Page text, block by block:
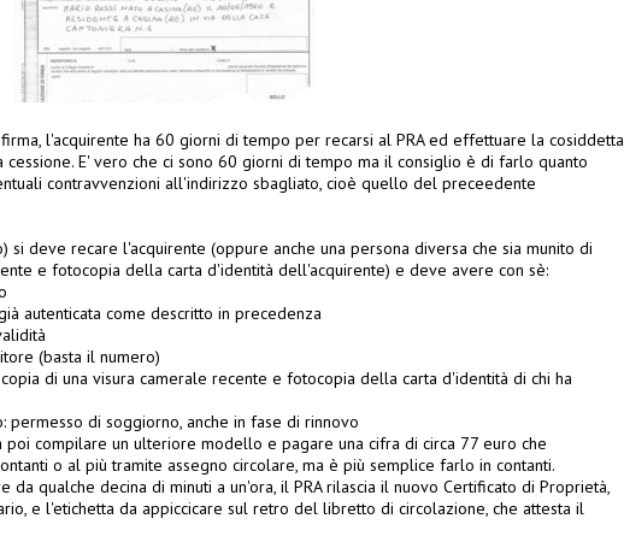
l'acquirente ha 60 giorni di tempo per recarsi al PRA ed effettuare la cosiddetta
E' vero che ci sono 60 giorni di tempo ma il consiglio è di farlo quanto
contravvenzioni all'indirizzo sbagliato, cioè quello del preceedente
si deve recare l'acquirente (oppure anche una persona diversa che sia munito di
e fotocopia della carta d'identità dell'acquirente) e deve avere con sè:
autenticata come descritto in precedenza
(basta il numero)
di una visura camerale recente e fotocopia della carta d'identità di chi ha
permesso di soggiorno, anche in fase di rinnovo
compilare un ulteriore modello e pagare una cifra di circa 77 euro che
o al più tramite assegno circolare, ma è più semplice farlo in contanti.
da qualche decina di minuti a un'ora, il PRA rilascia il nuovo Certificato di Proprietà,
e l'etichetta da appiccicare sul retro del libretto di circolazione, che attesta il